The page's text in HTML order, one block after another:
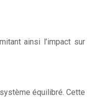
ainsi l’impact sur
équilibré. Cette